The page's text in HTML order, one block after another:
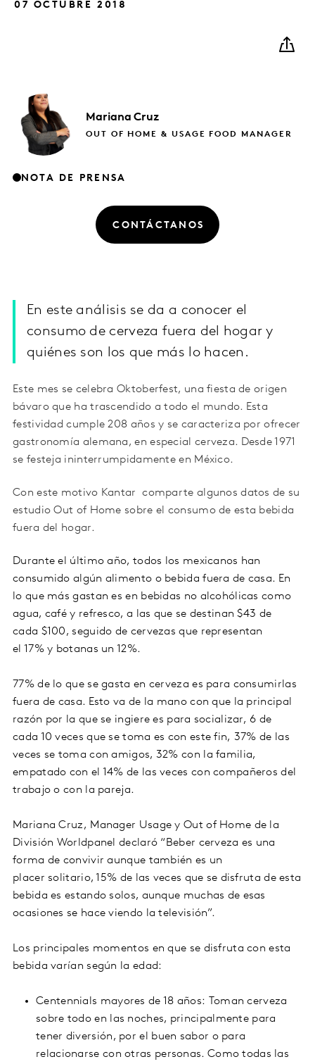
07 OCTUBRE 2018
Mariana Cruz
OUT OF HOME & USAGE FOOD MANAGER
NOTA DE PRENSA
CONTÁCTANOS
En este análisis se da a conocer el
consumo de cerveza fuera del hogar y
quiénes son los que más lo hacen.
Este mes se celebra Oktoberfest, una fiesta de origen
bávaro que ha trascendido a todo el mundo. Esta
festividad cumple 208 años y se caracteriza por ofrecer
gastronomía alemana, en especial cerveza. Desde 1971
se festeja ininterrumpidamente en México.
Con este motivo Kantar comparte algunos datos de su
estudio Out of Home sobre el consumo de esta bebida
fuera del hogar.
Durante el último año, todos los mexicanos han
consumido algún alimento o bebida fuera de casa. En
lo que más gastan es en bebidas no alcohólicas como
agua, café y refresco, a las que se destinan $43 de
cada $100, seguido de cervezas que representan
el 17% y botanas un 12%.
77% de lo que se gasta en cerveza es para consumirlas
fuera de casa. Esto va de la mano con que la principal
razón por la que se ingiere es para socializar, 6 de
cada 10 veces que se toma es con este fin, 37% de las
veces se toma con amigos, 32% con la familia,
empatado con el 14% de las veces con compañeros del
trabajo o con la pareja.
Mariana Cruz, Manager Usage y Out of Home de la
División Worldpanel declaró “Beber cerveza es una
forma de convivir aunque también es un
placer solitario, 15% de las veces que se disfruta de esta
bebida es estando solos, aunque muchas de esas
ocasiones se hace viendo la televisión”.
Los principales momentos en que se disfruta con esta
bebida varían según la edad:
Centennials mayores de 18 años: Toman cerveza
sobre todo en las noches, principalmente para
tener diversión, por el buen sabor o para
relacionarse con otras personas. Como todas las